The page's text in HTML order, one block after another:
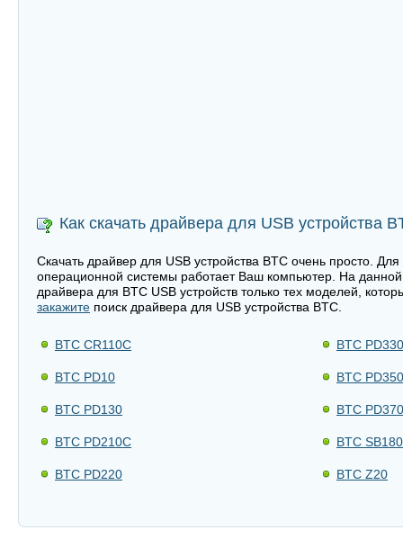
Как скачать драйвера для USB устройства
Скачать драйвер для USB устройства BTC очень просто.
операционной системы работает Ваш компьютер. На
драйвера для BTC USB устройств только тех моделей,
закажите поиск драйвера для USB устройства BTC.
BTC CR110C
BTC PD10
BTC PD130
BTC PD210C
BTC PD220
BTC PD330
BTC
BTC PD370
BTC SB180
BTC Z20